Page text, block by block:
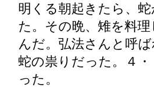
明くる朝起きたら、
た。その晩、雉を料
んだ。弘法さんと呼
蛇の祟りだった。４
った。